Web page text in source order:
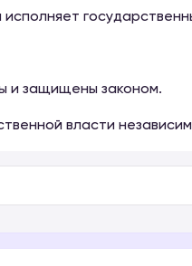
и защищены законом.
власти